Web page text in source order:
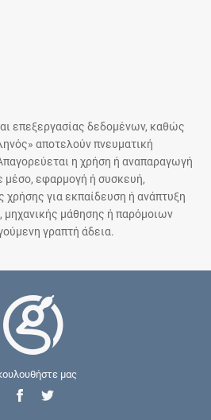
επεξεργασίας δεδομένων, καθώς
αποτελούν πνευματική
η χρήση ή αναπαραγωγή
μέσο, εφαρμογή ή συσκευή,
χρήσης για εκπαίδευση ή ανάπτυξη
μηχανικής μάθησης ή παρόμοιων
γραπτή άδεια.
μας